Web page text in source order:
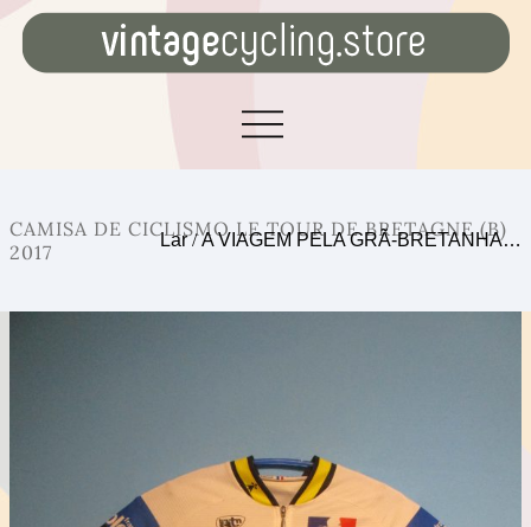
CAMISA DE CICLISMO LE TOUR DE BRETAGNE (B)
2017
Lar/A VIAGEM PELA GRÃ-BRETANHA…